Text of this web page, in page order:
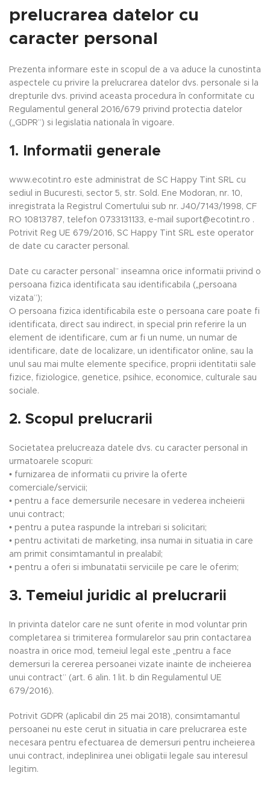
prelucrarea datelor cu
caracter personal
Prezenta informare este in scopul de a va aduce la cunostinta
aspectele cu privire la prelucrarea datelor dvs. personale si la
drepturile dvs. privind aceasta procedura în conformitate cu
Regulamentul general 2016/679 privind protectia datelor
(„GDPR”) si legislatia nationala în vigoare.
1. Informatii generale
www.ecotint.ro este administrat de SC Happy Tint SRL cu
sediul in Bucuresti, sector 5, str. Sold. Ene Modoran, nr. 10,
inregistrata la Registrul Comertului sub nr. J40/7143/1998, CF
RO 10813787, telefon 0733131133, e-mail suport@ecotint.ro .
Potrivit Reg UE 679/2016, SC Happy Tint SRL este operator
de date cu caracter personal.
Date cu caracter personal” inseamna orice informatii privind o
persoana fizica identificata sau identificabila („persoana
vizata”);
O persoana fizica identificabila este o persoana care poate fi
identificata, direct sau indirect, in special prin referire la un
element de identificare, cum ar fi un nume, un numar de
identificare, date de localizare, un identificator online, sau la
unul sau mai multe elemente specifice, proprii identitatii sale
fizice, fiziologice, genetice, psihice, economice, culturale sau
sociale.
2. Scopul prelucrarii
Societatea prelucreaza datele dvs. cu caracter personal in
urmatoarele scopuri:
• furnizarea de informatii cu privire la oferte
comerciale/servicii;
• pentru a face demersurile necesare in vederea incheierii
unui contract;
• pentru a putea raspunde la intrebari si solicitari;
• pentru activitati de marketing, insa numai in situatia in care
am primit consimtamantul in prealabil;
• pentru a oferi si imbunatatii serviciile pe care le oferim;
3. Temeiul juridic al prelucrarii
In privinta datelor care ne sunt oferite in mod voluntar prin
completarea si trimiterea formularelor sau prin contactarea
noastra in orice mod, temeiul legal este „pentru a face
demersuri la cererea persoanei vizate inainte de incheierea
unui contract” (art. 6 alin. 1 lit. b din Regulamentul UE
679/2016).
Potrivit GDPR (aplicabil din 25 mai 2018), consimtamantul
persoanei nu este cerut in situatia in care prelucrarea este
necesara pentru efectuarea de demersuri pentru incheierea
unui contract, indeplinirea unei obligatii legale sau interesul
legitim.